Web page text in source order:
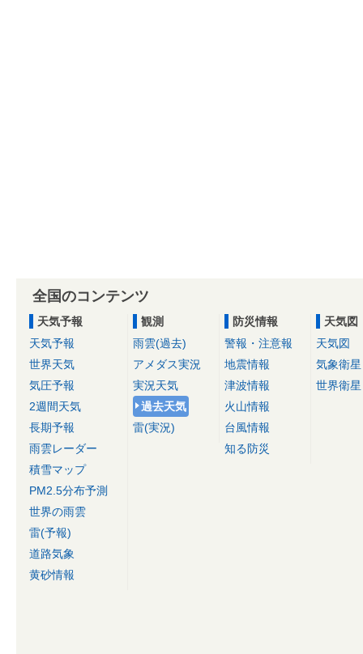
全国のコンテンツ
天気予報
天気予報
世界天気
気圧予報
2週間天気
長期予報
雨雲レーダー
積雪マップ
PM2.5分布予測
世界の雨雲
雷(予報)
道路気象
黄砂情報
観測
雨雲(過去)
アメダス実況
実況天気
過去天気
雷(実況)
防災情報
警報・注意報
地震情報
津波情報
火山情報
台風情報
知る防災
天気図
天気図
気象衛星
世界衛星